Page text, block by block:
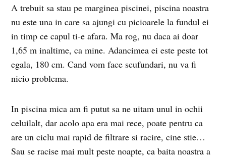
A trebuit sa stau pe marginea piscinei, piscina noastra
nu este una in care sa ajungi cu picioarele la fundul ei
in timp ce capul ti-e afara. Ma rog, nu daca ai doar
1,65 m inaltime, ca mine. Adancimea ei este peste tot
egala, 180 cm. Cand vom face scufundari, nu va fi
nicio problema.
In piscina mica am fi putut sa ne uitam unul in ochii
celuilalt, dar acolo apa era mai rece, poate pentru ca
are un ciclu mai rapid de filtrare si racire, cine stie…
Sau se racise mai mult peste noapte, ca baita noastra a